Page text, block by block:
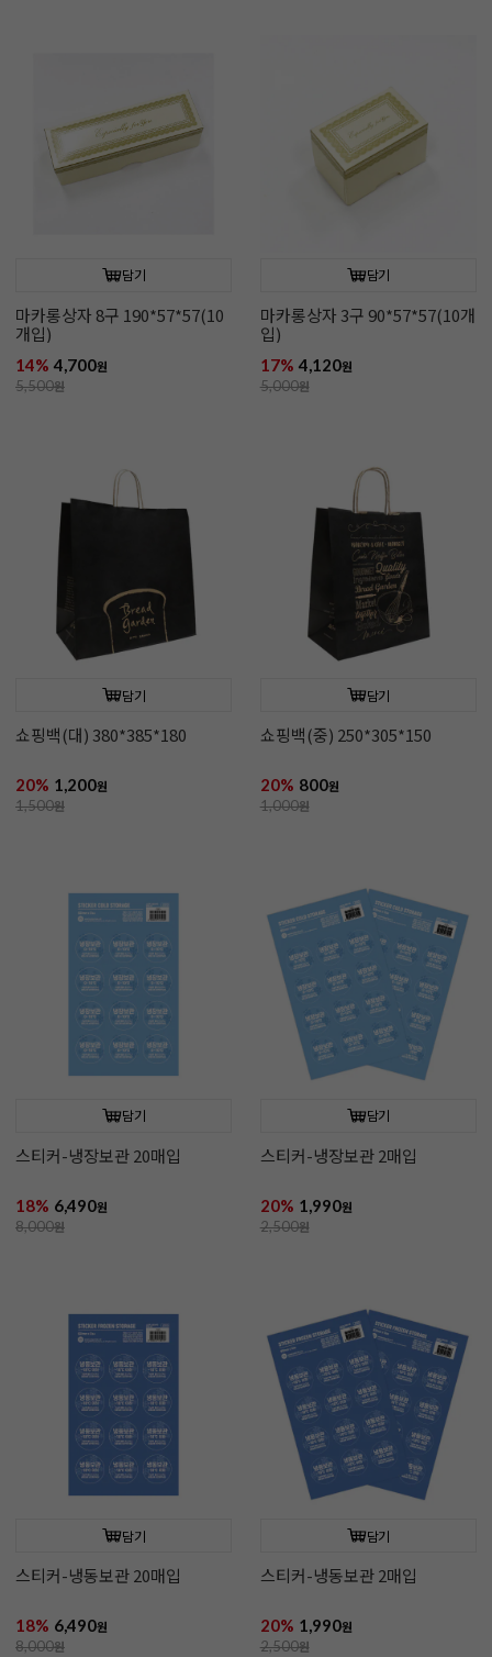
담기
마카롱상자 8구 190*57*57(10
개입)
14% 4,700원
5,500원
담기
마카롱상자 3구 90*57*57(10개
입)
17% 4,120원
5,000원
담기
쇼핑백(대) 380*385*180
20% 1,200원
1,500원
담기
쇼핑백(중) 250*305*150
20% 800원
1,000원
담기
스티커-냉장보관 20매입
18% 6,490원
8,000원
담기
스티커-냉장보관 2매입
20% 1,990원
2,500원
담기
스티커-냉동보관 20매입
18% 6,490원
8,000원
담기
스티커-냉동보관 2매입
20% 1,990원
2,500원